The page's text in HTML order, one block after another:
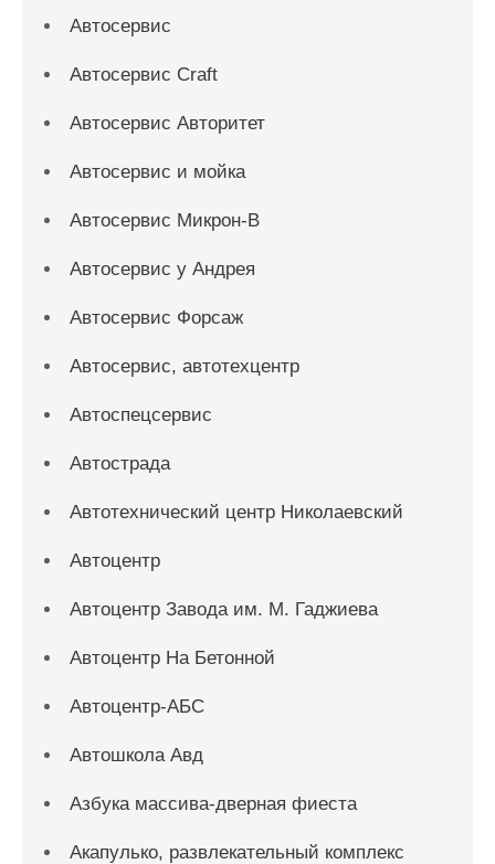
Автосервис
Автосервис Craft
Автосервис Авторитет
Автосервис и мойка
Автосервис Микрон-В
Автосервис у Андрея
Автосервис Форсаж
Автосервис, автотехцентр
Автоспецсервис
Автострада
Автотехнический центр Николаевский
Автоцентр
Автоцентр Завода им. М. Гаджиева
Автоцентр На Бетонной
Автоцентр-АБС
Автошкола Авд
Азбука массива-дверная фиеста
Акапулько, развлекательный комплекс